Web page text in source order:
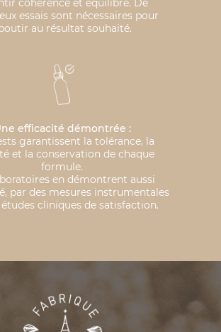
cohérence et équilibre. De
essais sont nécessaires pour
au résultat souhaité.
efficacité démontrée :
garantissent la tolérance, la
et la conservation de chaque
formule.
en démontrent aussi
par des mesures instrumentales
cliniques de satisfaction.